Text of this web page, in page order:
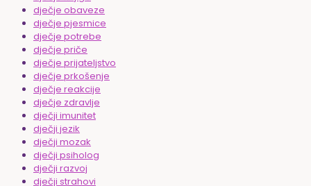
dječje obaveze
dječje pjesmice
dječje potrebe
dječje priče
dječje prijateljstvo
dječje prkošenje
dječje reakcije
dječje zdravlje
dječji imunitet
dječji jezik
dječji mozak
dječji psiholog
dječji razvoj
dječji strahovi